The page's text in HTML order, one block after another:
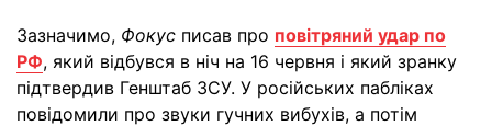
Зазначимо, Фокус писав про повітряний удар по
РФ, який відбувся в ніч на 16 червня і який зранку
підтвердив Генштаб ЗСУ. У російських пабліках
повідомили про звуки гучних вибухів, а потім